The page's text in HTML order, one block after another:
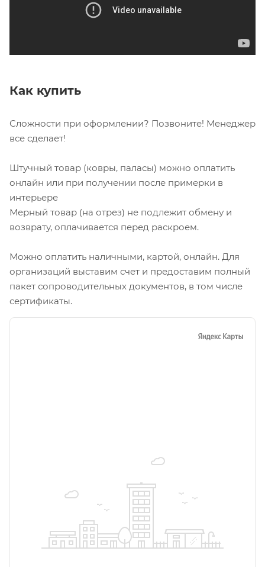
Как купить
Сложности при оформлении? Позвоните! Менеджер
все сделает!
Штучный товар (ковры, паласы) можно оплатить
онлайн или при получении после примерки в
интерьере
Мерный товар (на отрез) не подлежит обмену и
возврату, оплачивается перед раскроем.
Можно оплатить наличными, картой, онлайн. Для
организаций выставим счет и предоставим полный
пакет сопроводительных документов, в том числе
сертификаты.